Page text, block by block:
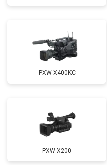
PXW-X400KC
PXW-X200